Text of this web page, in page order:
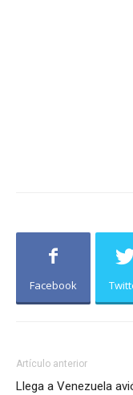
Facebook
Artículo anterior
Llega a Venezuela